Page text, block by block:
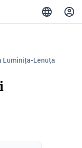
Luminița-Lenuța